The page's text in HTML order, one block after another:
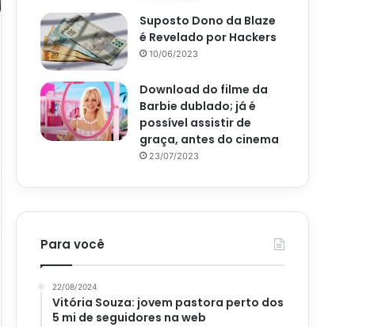
Suposto Dono da Blaze
é Revelado por Hackers
10/06/2023
Download do filme da
Barbie dublado; já é
possível assistir de
graça, antes do cinema
23/07/2023
Para você
22/08/2024
Vitória Souza: jovem pastora perto dos
5 mi de seguidores na web